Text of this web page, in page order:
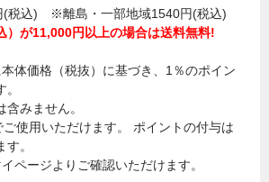
(税込) ※離島・一部地域1540円(税込)
）が11,000円以上の場合は送料無料!
体価格（税抜）に基づき、1％のポイン
みません。
使用いただけます。 ポイントの付与は
。
ページよりご確認いただけます。